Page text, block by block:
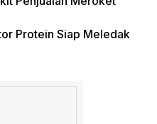
Protein Siap Meledak